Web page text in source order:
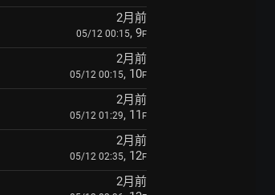
2月前
05/12 00:15, 9F
2月前
05/12 00:15, 10F
2月前
05/12 01:29, 11 F
2月前
05/12 02:35, 12F
2月前